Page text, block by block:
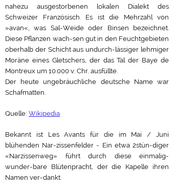
nahezu ausgestorbenen lokalen Dialekt des
Schweizer Französisch. Es ist die Mehrzahl von
»avan«, was Sal-Weide oder Binsen bezeichnet.
Diese Pflanzen wach-sen gut in den Feuchtgebieten
oberhalb der Schicht aus undurch-lässiger lehmiger
Moräne eines Gletschers, der das Tal der Baye de
Montreux um 10.000 v. Chr. ausfüllte.
Der heute ungebräuchliche deutsche Name war
Schafmatten.
Quelle: Wikipedia
Bekannt ist Les Avants für die im Mai / Juni
blühenden Nar-zissenfelder - Ein etwa 2stün-diger
«Narzissenweg» führt durch diese einmalig-
wunder-bare Blütenpracht, der die Kapelle ihren
Namen ver-dankt.